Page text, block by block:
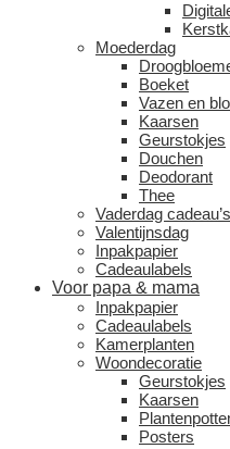
Moederdag
Boeket
Vazen en
Kaarsen
Geurstokjes
Douchen
Deodorant
Thee
Vaderdag cadeau’s
Valentijnsdag
Inpakpapier
Cadeaulabels
Voor papa & mama
Inpakpapier
Cadeaulabels
Kamerplanten
Woondecoratie
Geurstokjes
Kaarsen
Posters